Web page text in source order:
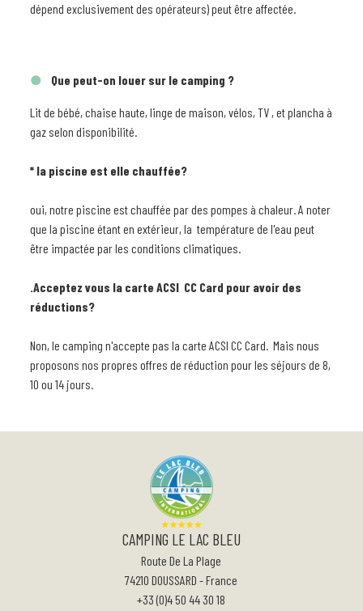
dépend exclusivement des opérateurs) peut être affectée.
Que peut-on louer sur le camping ?
Lit de bébé, chaise haute, linge de maison, vélos, TV , et plancha à
gaz selon disponibilité.
* la piscine est elle chauffée?
oui, notre piscine est chauffée par des pompes à chaleur. A noter
que la piscine étant en extérieur, la température de l'eau peut
être impactée par les conditions climatiques.
.Acceptez vous la carte ACSI CC Card pour avoir des
réductions?
Non, le camping n'accepte pas la carte ACSI CC Card. Mais nous
proposons nos propres offres de réduction pour les séjours de 8,
10 ou 14 jours.
CAMPING LE LAC BLEU
Route De La Plage
74210 DOUSSARD -France
+33 (0)4 50 44 30 18